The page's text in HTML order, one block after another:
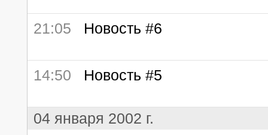
21:05 Новость #6
14:50 Новость #5
04 января 2002 г.